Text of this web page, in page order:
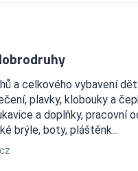
a celkového vybavení
plavky, klobouky a
a doplňky, pracovní
brýle, boty, pláštěnk...